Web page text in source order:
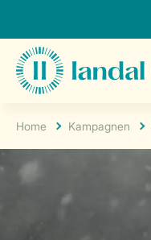
Home Kampagnen